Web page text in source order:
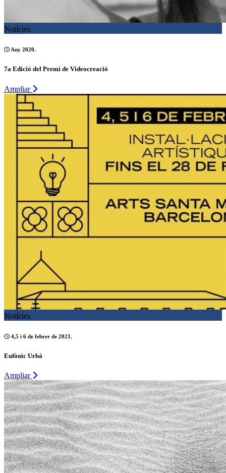
Notícies
Any 2020.
7a Edició del Premi de Videocreació
Ampliar
Notícies
4,5 i 6 de febrer de 2021.
Eufònic Urbà
Ampliar